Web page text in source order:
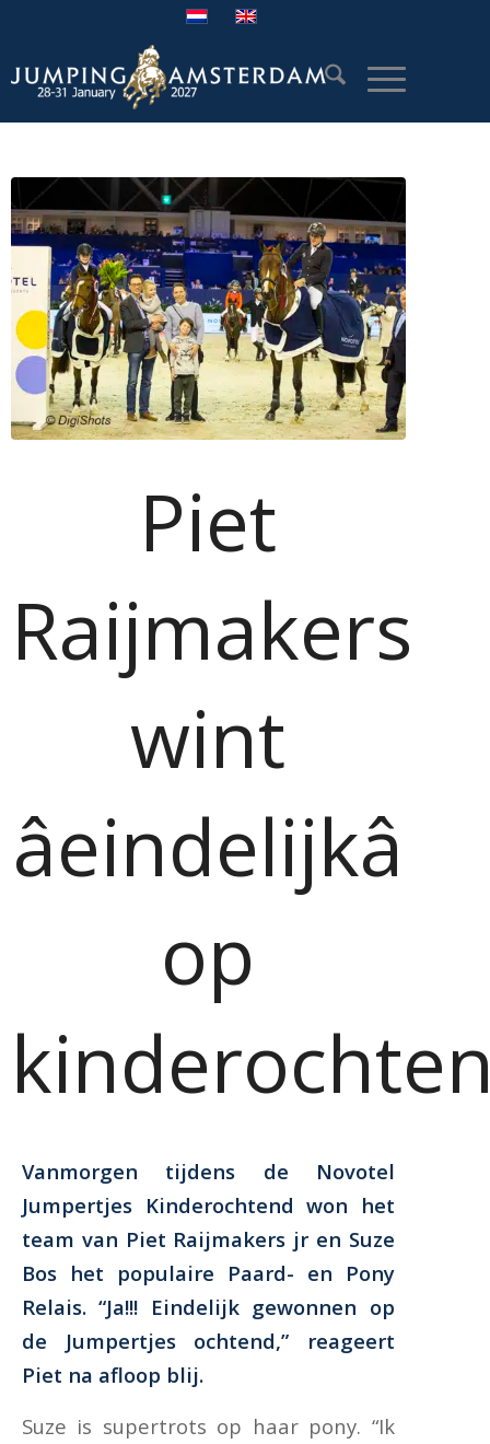
Piet
Raijmakers
wint
âeindelijkâ
op
Vanmorgen tijdens de Novotel
Jumpertjes Kinderochtend won het
team van Piet Raijmakers jr en Suze
Bos het populaire Paard- en Pony
Relais. “Ja!!! Eindelijk gewonnen op
de Jumpertjes ochtend,” reageert
Piet na afloop blij.
Suze is supertrots op haar pony. “Ik